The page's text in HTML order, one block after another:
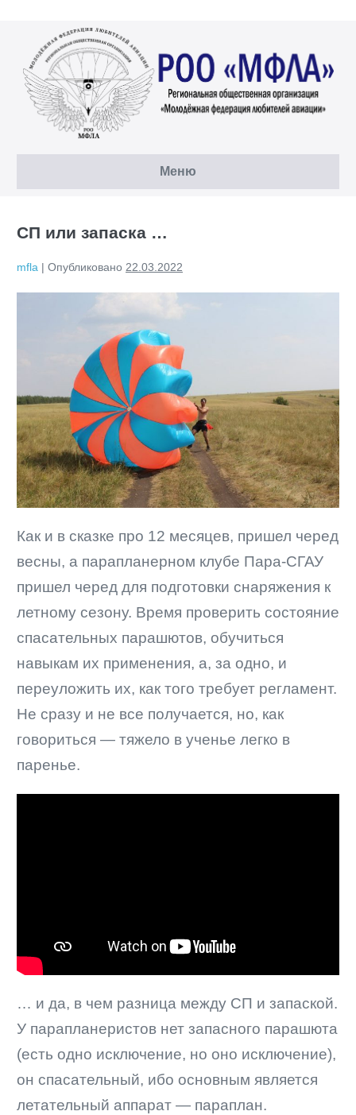
содержимому
Меню
СП или запаска …
mfla | Опубликовано 22.03.2022
Как и в сказке про 12 месяцев, пришел черед
весны, а парапланерном клубе Пара-СГАУ
пришел черед для подготовки снаряжения к
летному сезону. Время проверить состояние
спасательных парашютов, обучиться
навыкам их применения, а, за одно, и
переуложить их, как того требует регламент.
Не сразу и не все получается, но, как
говориться — тяжело в ученье легко в
паренье.
… и да, в чем разница между СП и запаской.
У парапланеристов нет запасного парашюта
(есть одно исключение, но оно исключение),
он спасательный, ибо основным является
летательный аппарат — параплан.